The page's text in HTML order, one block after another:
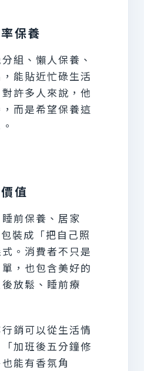
保養
組、懶人保養、
能貼近忙碌生活
許多人來說，他
而是希望保養這
值
前保養、居家
裝成「把自己照
。消費者不只是
，也包含美好的
放鬆、睡前療
銷可以從生活情
加班後五分鐘修
能有香氛角